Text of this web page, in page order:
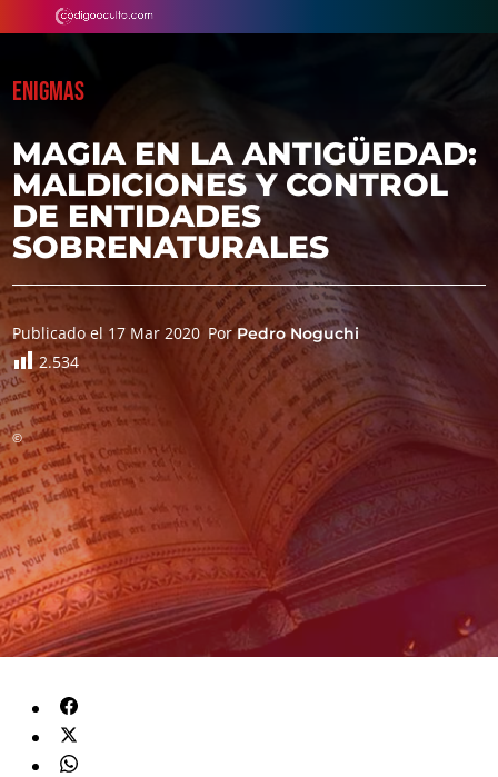
ENIGMAS
MAGIA EN LA ANTIGÜEDAD:
MALDICIONES Y CONTROL
DE ENTIDADES
SOBRENATURALES
Publicado el 17 Mar 2020 PorPedro Noguchi
2.534
©